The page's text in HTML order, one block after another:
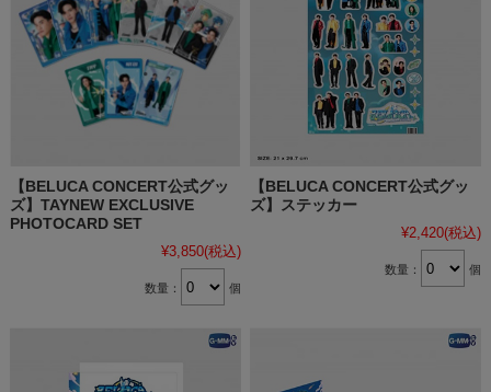
【BELUCA CONCERT公式グッ
ズ】TAYNEW EXCLUSIVE
PHOTOCARD SET
¥3,850(税込)
数量： 個
【BELUCA CONCERT公式グッ
ズ】ステッカー
¥2,420(税込)
数量： 個